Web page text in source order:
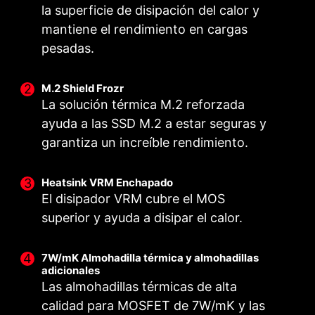
la superficie de disipación del calor y
mantiene el rendimiento en cargas
pesadas.
M.2 Shield Frozr
La solución térmica M.2 reforzada
ayuda a las SSD M.2 a estar seguras y
garantiza un increíble rendimiento.
Heatsink VRM Enchapado
El disipador VRM cubre el MOS
superior y ayuda a disipar el calor.
7W/mK Almohadilla térmica y almohadillas
adicionales
Las almohadillas térmicas de alta
calidad para MOSFET de 7W/mK y las
ALIMENTACIÓN DOBLES
proporcionan la potencia
adecuada incluso para una
DIGITAL
totalmente digital permite
suministrar corriente a la CPU
El diseño premium no sólo es
multinúcleo, sino que también
crea las condiciones perfectas